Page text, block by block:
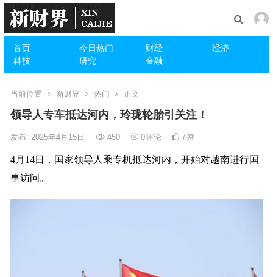
首页 今日热门 财经
经济
科技
研究 金融
当前位置 新财界 热门 正文
领导人专车抵达河内，玲珑轮胎引关注！
发布: 2025年4月15日 450 0评论 7赞
4月14日，国家领导人乘专机抵达河内，开始对越南进行国
事访问。